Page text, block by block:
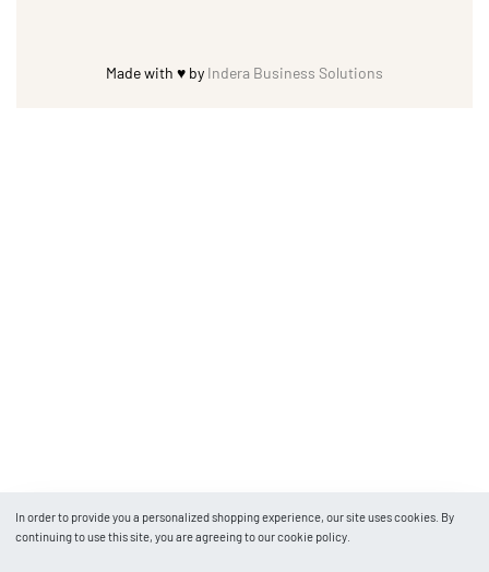
Made with ♥ by Indera Business Solutions
In order to provide you a personalized shopping experience, our site uses cookies. By
continuing to use this site, you are agreeing to our cookie policy.